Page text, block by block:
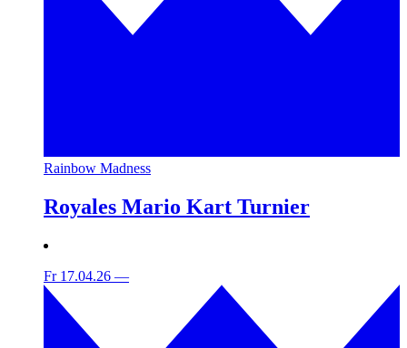
Rainbow Madness
Royales Mario Kart Turnier
Fr 17.04.26 —